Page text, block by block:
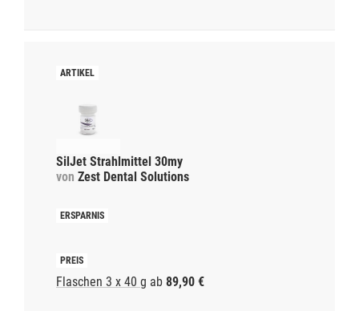
SilJet Strahlmittel 30my
von Zest Dental Solutions
Flaschen 3 x 40 g ab 89,90 €